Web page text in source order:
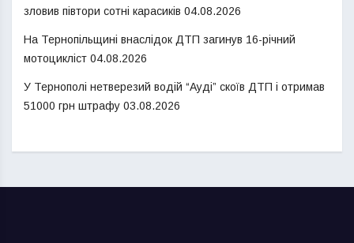
зловив півтори сотні карасиків 04.08.2026
На Тернопільщині внаслідок ДТП загинув 16-річний
мотоцикліст 04.08.2026
У Тернополі нетверезий водій “Ауді” скоїв ДТП і отримав
51000 грн штрафу 03.08.2026